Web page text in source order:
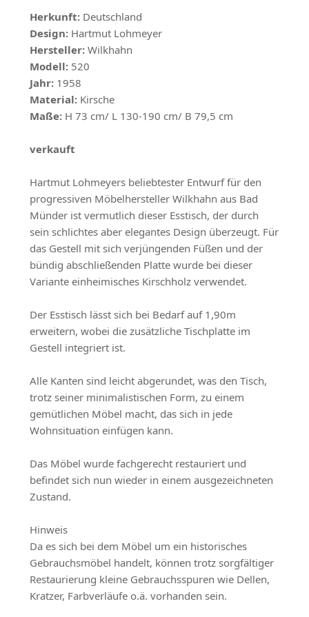
Herkunft:Deutschland
Design: Hartmut Lohmeyer
Hersteller: Wilkhahn
Modell: 520
Jahr: 1958
Material: Kirsche
Maße: H 73 cm/ L 130-190 cm/ B 79,5 cm
verkauft
Hartmut Lohmeyers beliebtester Entwurf für den
progressiven Möbelhersteller Wilkhahn aus Bad
Münder ist vermutlich dieser Esstisch, der durch
sein schlichtes aber elegantes Design überzeugt. Für
das Gestell mit sich verjüngenden Füßen und der
bündig abschließenden Platte wurde bei dieser
Variante einheimisches Kirschholz verwendet.
Der Esstisch lässt sich bei Bedarf auf 1,90m
erweitern, wobei die zusätzliche Tischplatte im
Gestell integriert ist.
Alle Kanten sind leicht abgerundet, was den Tisch,
trotz seiner minimalistischen Form, zu einem
gemütlichen Möbel macht, das sich in jede
Wohnsituation einfügen kann.
Das Möbel wurde fachgerecht restauriert und
befindet sich nun wieder in einem ausgezeichneten
Zustand.
Hinweis
Da es sich bei dem Möbel um ein historisches
Gebrauchsmöbel handelt, können trotz sorgfältiger
Restaurierung kleine Gebrauchsspuren wie Dellen,
Kratzer, Farbverläufe o.ä. vorhanden sein.